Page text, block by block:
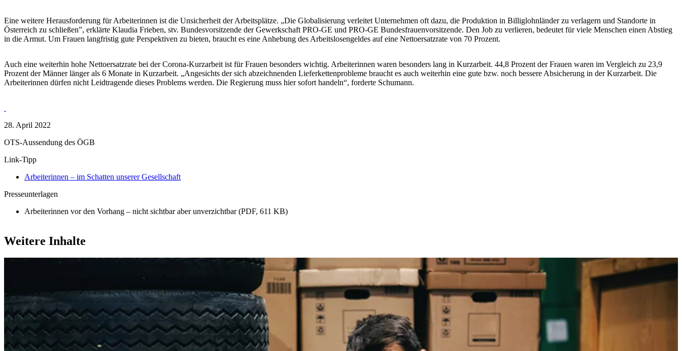
Eine weitere Herausforderung für Arbeiterinnen ist die Unsicherheit der Arbeitsplätze. „Die Globalisierung verleitet Unternehmen oft dazu, die Produktion in Billiglohnländer zu verlagern und Standorte in
Österreich zu schließen”, erklärte Klaudia Frieben, stv. Bundesvorsitzende der Gewerkschaft PRO-GE und PRO-GE Bundesfrauenvorsitzende. Den Job zu verlieren, bedeutet für viele Menschen einen Abstieg
in die Armut. Um Frauen langfristig gute Perspektiven zu bieten, braucht es eine Anhebung des Arbeitslosengeldes auf eine Nettoersatzrate von 70 Prozent.
Auch eine weiterhin hohe Nettoersatzrate bei der Corona-Kurzarbeit ist für Frauen besonders wichtig. Arbeiterinnen waren besonders lang in Kurzarbeit. 44,8 Prozent der Frauen waren im Vergleich zu 23,9
Prozent der Männer länger als 6 Monate in Kurzarbeit. „Angesichts der sich abzeichnenden Lieferkettenprobleme braucht es auch weiterhin eine gute bzw. noch bessere Absicherung in der Kurzarbeit. Die
Arbeiterinnen dürfen nicht Leidtragende dieses Problems werden. Die Regierung muss hier sofort handeln“, forderte Schumann.
28. April 2022
OTS-Aussendung des ÖGB
Link-Tipp
Arbeiterinnen – im Schatten unserer Gesellschaft
Presseunterlagen
Arbeiterinnen vor den Vorhang – nicht sichtbar aber unverzichtbar (PDF, 611 KB)
Weitere Inhalte